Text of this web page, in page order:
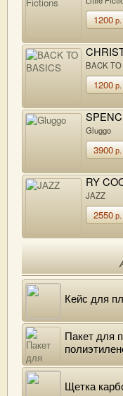
1200р.
BACK
1200р.
Gluggo
3900р.
RY
JAZZ
2550р.
Кейс для
Пакет для
Щетка